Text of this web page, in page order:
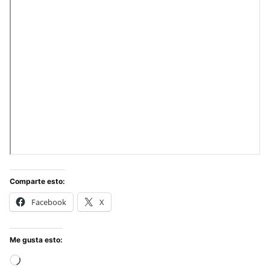
Comparte esto:
Facebook X
Me gusta esto:
Cargando...